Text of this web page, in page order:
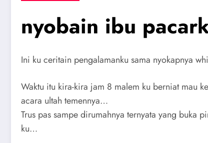
nyobain ibu
Ini ku ceritain pengalamanku sama nyokapnya
Waktu itu kira-kira jam 8 malem ku berniat mau
acara ultah temennya…
Trus pas sampe dirumahnya ternyata yang buka
ku…